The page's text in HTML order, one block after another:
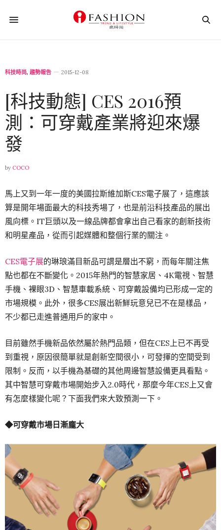
科技時尚, 趨勢報告 2015-12-08
[科技動態] CES 2016預
測：可穿戴產業將迎來爆
發
by COCO
馬上又到一年一度的美國拉斯維加斯CES電子展了，這應該
算是開年場面最大的科技秀場了，也是前沿科技產品的展出
風向標。IT巨頭以及一線品牌都會拿出自己看家的創新技術
和明星產品，從而引起媒體和整個行業的關注。
CES電子展的琳琅滿目新品可謂是層出不窮，而每年關注焦
點也都在不斷變化。2015年熱門的智慧家居、4K電視、智慧
手機、裸眼3D、智慧車載系統、可穿戴設備均已形成一定的
市場規模。此外，很多CES展出新鮮玩意兒已不在是樣品，
不少都已走進普通用戶的家中。
目前雖然手機新品依然屬於熱門品類，但在CES上已不再受
到重視，原因很簡單就是創新空間很小，可發揮的空間受到
限制。反而，以手機為基礎的其他周邊智慧設備更具看點。
其中智慧可穿戴市場開始步入2.0時代，那麼今年CES上又會
有怎麼樣變化呢？下面我們來大致預測一下。
◆可穿戴市場日漸龐大